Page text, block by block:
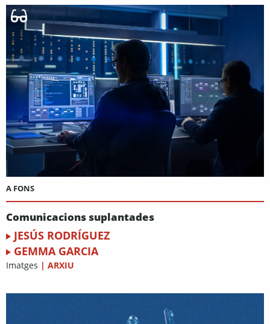
A FONS
Comunicacions suplantades
JESÚS RODRÍGUEZ
GEMMA GARCIA
Imatges | ARXIU